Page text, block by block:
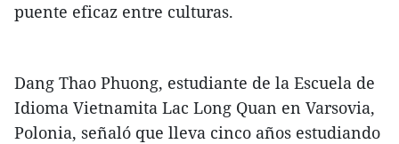
puente eficaz entre culturas.
Dang Thao Phuong, estudiante de la Escuela de
Idioma Vietnamita Lac Long Quan en Varsovia,
Polonia, señaló que lleva cinco años estudiando